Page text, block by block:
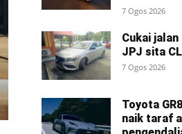
7 Ogos 2026
Cukai
JPJ sita
7 Ogos 2026
Toyota
naik taraf